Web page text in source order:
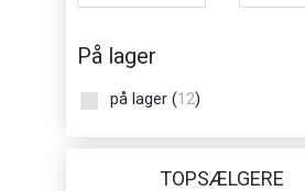
På lager
på lager (12)
TOPSÆLGERE